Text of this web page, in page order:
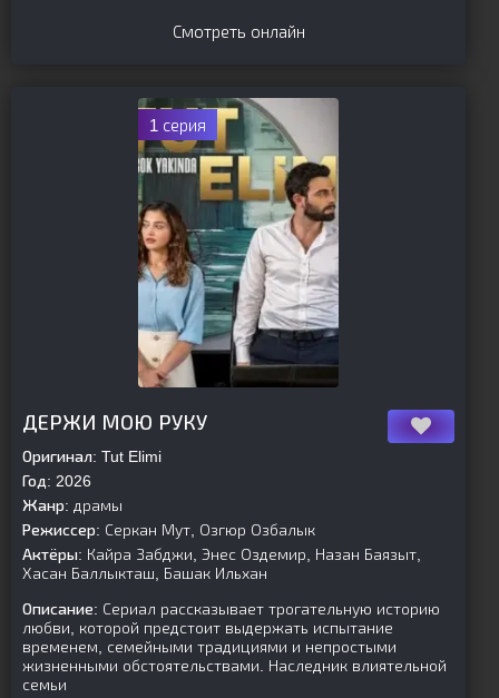
Смотреть онлайн
1 серия
ДЕРЖИ МОЮ РУКУ
Оригинал: Tut Elimi
Год: 2026
Жанр: драмы
Режиссер: Серкан Мут, Озгюр Озбалык
Актёры: Кайра Забджи, Энес Оздемир, Назан Баязыт,
Хасан Баллыкташ, Башак Ильхан
Описание: Сериал рассказывает трогательную историю
любви, которой предстоит выдержать испытание
временем, семейными традициями и непростыми
жизненными обстоятельствами. Наследник влиятельной
семьи